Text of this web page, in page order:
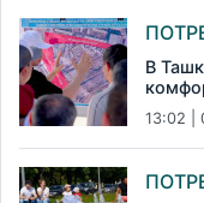
В
13:02 |